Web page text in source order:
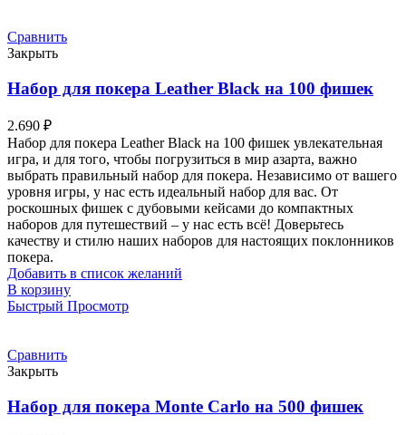
Сравнить
Закрыть
Набор для покера Leather Black на 100 фишек
2.690 ₽
Набор для покера Leather Black на 100 фишек увлекательная
игра, и для того, чтобы погрузиться в мир азарта, важно
выбрать правильный набор для покера. Независимо от вашего
уровня игры, у нас есть идеальный набор для вас. От
роскошных фишек с дубовыми кейсами до компактных
наборов для путешествий – у нас есть всё! Доверьтесь
качеству и стилю наших наборов для настоящих поклонников
покера.
Добавить в список желаний
В корзину
Быстрый Просмотр
Сравнить
Закрыть
Набор для покера Monte Carlo на 500 фишек